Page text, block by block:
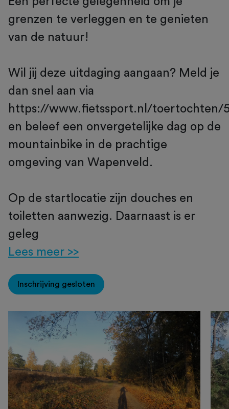
grenzen te verleggen en te genieten
van de natuur!
Wil jij deze uitdaging aangaan? Meld je
dan snel aan via
https://www.fietssport.nl/toertochten/
en beleef een onvergetelijke dag op de
mountainbike in de prachtige
omgeving van Wapenveld.
Op de startlocatie zijn douches en
toiletten aanwezig. Daarnaast is er
geleg
Lees meer >>
Inschrijving gesloten